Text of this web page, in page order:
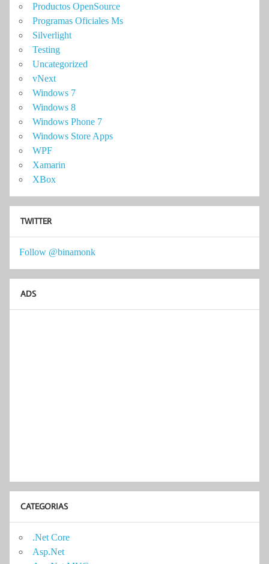
Productos OpenSource
Programas Oficiales Ms
Silverlight
Testing
Uncategorized
vNext
Windows 7
Windows 8
Windows Phone 7
Windows Store Apps
WPF
Xamarin
XBox
TWITTER
Follow @binamonk
ADS
CATEGORIAS
.Net Core
Asp.Net